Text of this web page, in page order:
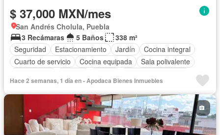
$ 37,000 MXN/mes
San Andrés Cholula, Puebla
3 Recámaras
5 Baños
338 m²
Seguridad
Estacionamiento Jardín
Cocina integral
Cuarto de servicio
Cocina equipada
Sala polivalente
Electricidad
Asador Permite mascotas Sin amueblar
Hace 2 semanas, 1 día en - Apodaca Bienes Inmuebles